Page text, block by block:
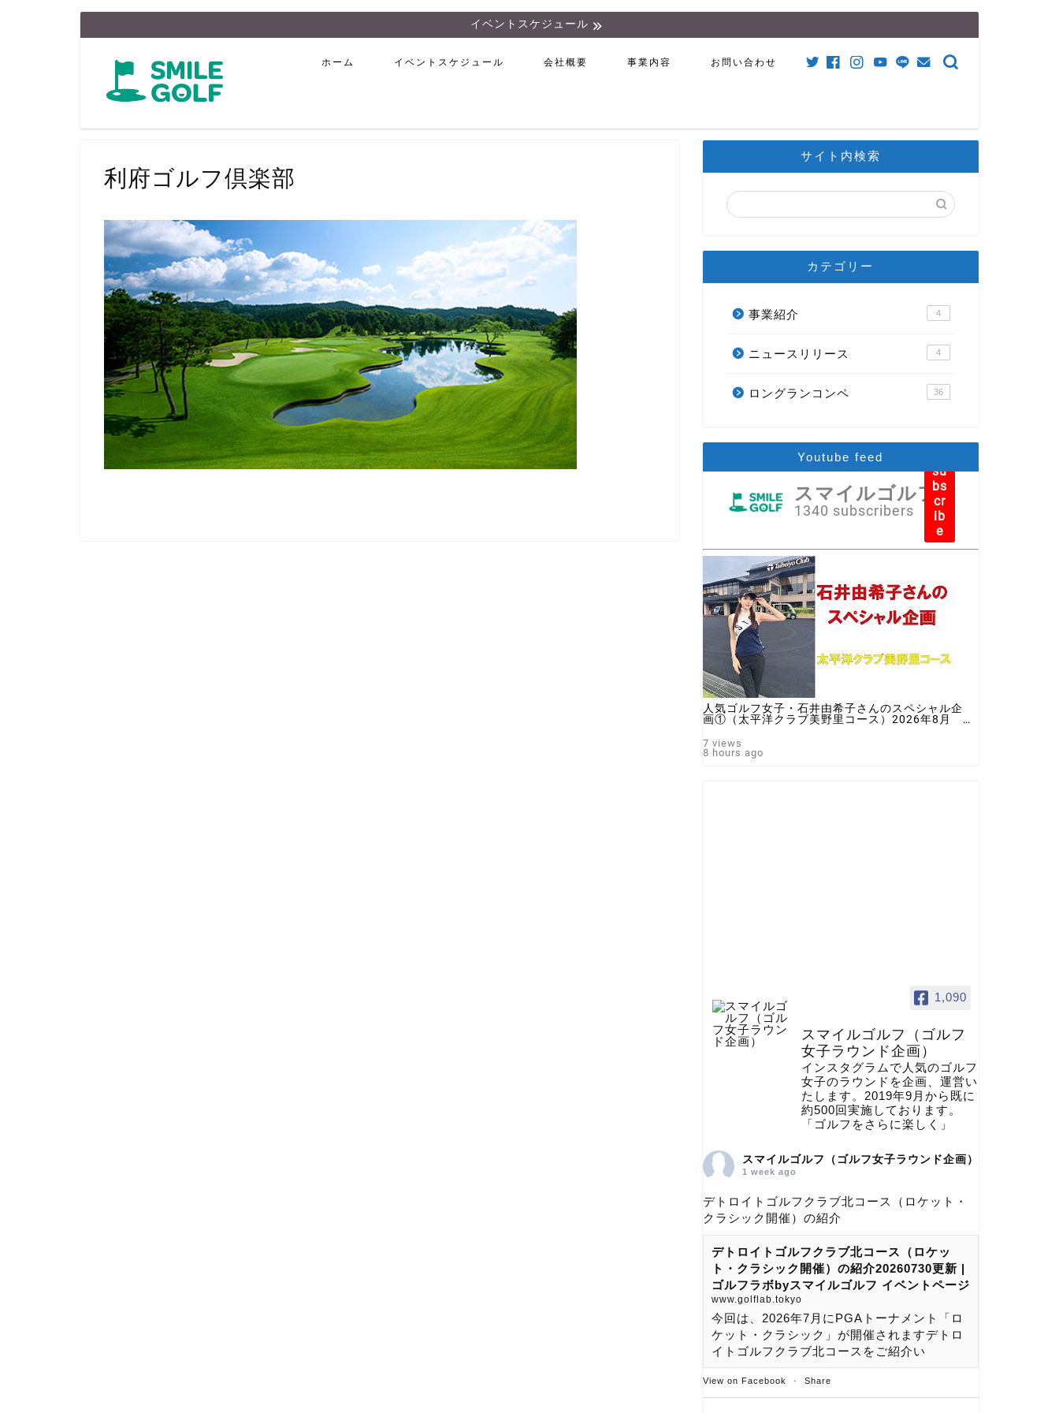
イベントスケジュール
ホーム イベントスケジュール 会社概要 事業内容 お問い合わせ
利府ゴルフ倶楽部
サイト内検索
カテゴリー
事業紹介 4
ニュースリリース 4
ロングランコンペ 36
Youtube feed
スマイルゴルフ
1340 subscribers
su
bs
cr
ib
e
人気ゴルフ女子・石井由希子さんのスペシャル企
画①（太平洋クラブ美野里コース）2026年8月 ♯
画 ♯スマイルゴルフ
7 views
8 hours ago
1,090
スマイルゴルフ（ゴルフ
女子ラウンド企画）
インスタグラムで人気のゴルフ
女子のラウンドを企画、運営い
たします。2019年9月から既に
約500回実施しております。
「ゴルフをさらに楽しく」
スマイルゴルフ（ゴルフ女子ラウンド企画）
1 week ago
デトロイトゴルフクラブ北コース（ロケット・
クラシック開催）の紹介
デトロイトゴルフクラブ北コース（ロケッ
ト・クラシック開催）の紹介20260730更新 |
ゴルフラボbyスマイルゴルフ イベントページ
www.golflab.tokyo
今回は、2026年7月にPGAトーナメント「ロ
ケット・クラシック」が開催されますデトロ
イトゴルフクラブ北コースをご紹介い
View on Facebook · Share